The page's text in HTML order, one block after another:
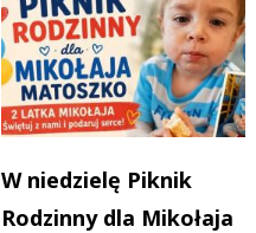
W niedzielę Piknik
Rodzinny dla Mikołaja